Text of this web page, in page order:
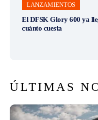
LANZAMIENTOS
El DFSK Glory 600 ya
cuánto cuesta
ÚLTIMAS